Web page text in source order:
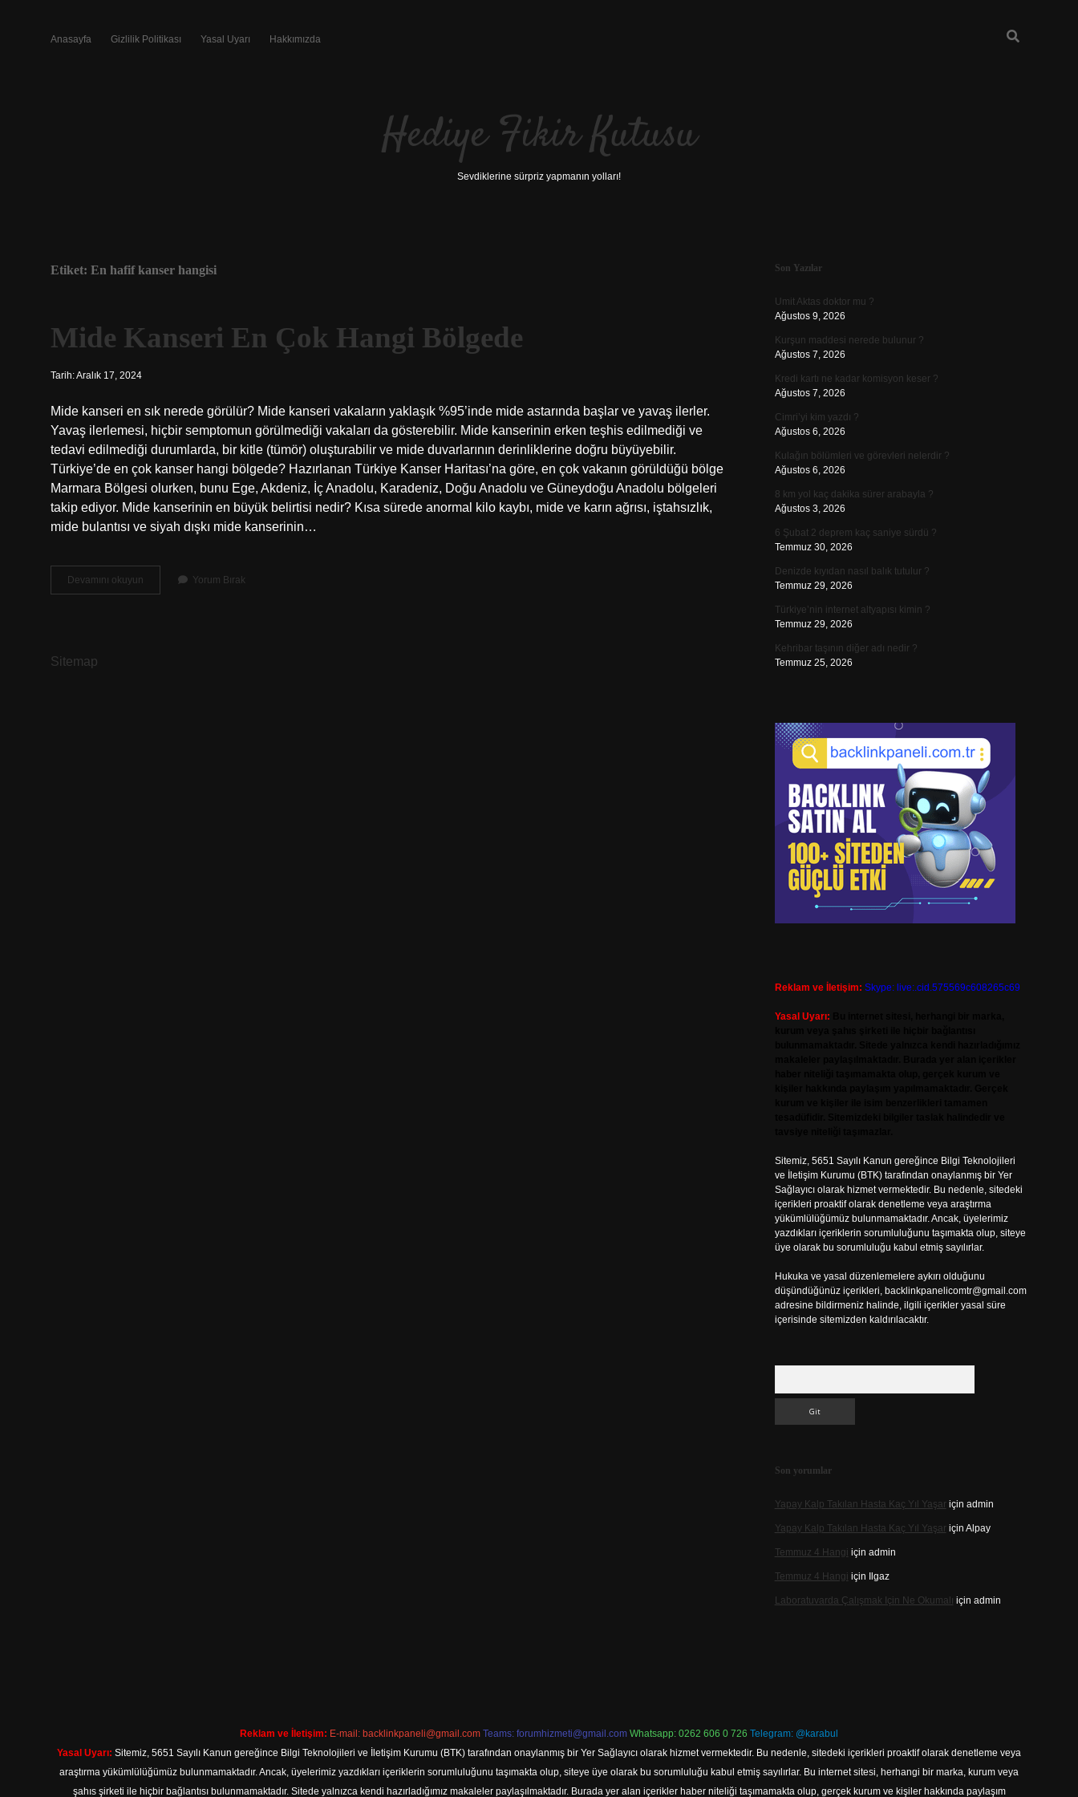
Anasayfa Gizlilik Politikası Yasal Uyarı Hakkımızda
Hediye Fikir Kutusu
Sevdiklerine sürpriz yapmanın yolları!
Etiket: En hafif kanser hangisi
Mide Kanseri En Çok Hangi Bölgede
Tarih: Aralık 17, 2024
Mide kanseri en sık nerede görülür? Mide kanseri vakaların yaklaşık %95’inde mide astarında başlar ve yavaş ilerler.
Yavaş ilerlemesi, hiçbir semptomun görülmediği vakaları da gösterebilir. Mide kanserinin erken teşhis edilmediği ve
tedavi edilmediği durumlarda, bir kitle (tümör) oluşturabilir ve mide duvarlarının derinliklerine doğru büyüyebilir.
Türkiye’de en çok kanser hangi bölgede? Hazırlanan Türkiye Kanser Haritası’na göre, en çok vakanın görüldüğü bölge
Marmara Bölgesi olurken, bunu Ege, Akdeniz, İç Anadolu, Karadeniz, Doğu Anadolu ve Güneydoğu Anadolu bölgeleri
takip ediyor. Mide kanserinin en büyük belirtisi nedir? Kısa sürede anormal kilo kaybı, mide ve karın ağrısı, iştahsızlık,
mide bulantısı ve siyah dışkı mide kanserinin…
Devamını okuyun
Kanseri
Yorum Bırak
Sitemap
Sidebar
Son Yazılar
Umit Aktas doktor mu ?
Ağustos 9, 2026
Kurşun maddesi nerede bulunur ?
Ağustos 7, 2026
Kredi kartı ne kadar komisyon keser ?
Ağustos 7, 2026
Cimri’yi kim yazdı ?
Ağustos 6, 2026
Kulağın bölümleri ve görevleri nelerdir ?
Ağustos 6, 2026
8 km yol kaç dakika sürer arabayla ?
Ağustos 3, 2026
6 Şubat 2 deprem kaç saniye sürdü ?
Temmuz 30, 2026
Denizde kıyıdan nasıl balık tutulur ?
Temmuz 29, 2026
Türkiye’nin internet altyapısı kimin ?
Temmuz 29, 2026
Kehribar taşının diğer adı nedir ?
Temmuz 25, 2026
Reklam ve İletişim: Skype: live:.cid.575569c608265c69
Yasal Uyarı:
Sitemiz, 5651 Sayılı Kanun gereğince Bilgi Teknolojileri
ve İletişim Kurumu (BTK) tarafından onaylanmış bir Yer
Sağlayıcı olarak hizmet vermektedir. Bu nedenle, sitedeki
içerikleri proaktif olarak denetleme veya araştırma
yükümlülüğümüz bulunmamaktadır. Ancak, üyelerimiz
yazdıkları içeriklerin sorumluluğunu taşımakta olup, siteye
üye olarak bu sorumluluğu kabul etmiş sayılırlar.
Hukuka ve yasal düzenlemelere aykırı olduğunu
düşündüğünüz içerikleri, backlinkpanelicomtr@gmail.com
adresine bildirmeniz halinde, ilgili içerikler yasal süre
içerisinde sitemizden kaldırılacaktır.
Son yorumlar
Yapay Kalp Takılan Hasta Kaç Yıl Yaşariçin admin
Yapay Kalp Takılan Hasta Kaç Yıl Yaşariçin Alpay
Temmuz 4 Hangi için admin
Temmuz 4 Hangi için Ilgaz
Laboratuvarda Çalışmak Için Ne Okumalı için admin
Reklam ve İletişim: E-mail: backlinkpaneli@gmail.com Teams: forumhizmeti@gmail.com Whatsapp: 0262 606 0 726 Telegram: @karabul
Yasal Uyarı: Sitemiz, 5651 Sayılı Kanun gereğince Bilgi Teknolojileri ve İletişim Kurumu (BTK) tarafından onaylanmış bir Yer Sağlayıcı olarak hizmet vermektedir. Bu nedenle, sitedeki içerikleri proaktif olarak denetleme veya
araştırma yükümlülüğümüz bulunmamaktadır. Ancak, üyelerimiz yazdıkları içeriklerin sorumluluğunu taşımakta olup, siteye üye olarak bu sorumluluğu kabul etmiş sayılırlar. Bu internet sitesi, herhangi bir marka, kurum veya
şahıs şirketi ile hiçbir bağlantısı bulunmamaktadır. Sitede yalnızca kendi hazırladığımız makaleler paylaşılmaktadır. Burada yer alan içerikler haber niteliği taşımamakta olup, gerçek kurum ve kişiler hakkında paylaşım